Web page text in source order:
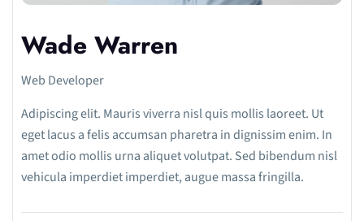
Wade Warren
Web Developer
Adipiscing elit. Mauris viverra nisl quis mollis laoreet. Ut
eget lacus a felis accumsan pharetra in dignissim enim. In
amet odio mollis urna aliquet volutpat. Sed bibendum nisl
vehicula imperdiet imperdiet, augue massa fringilla.